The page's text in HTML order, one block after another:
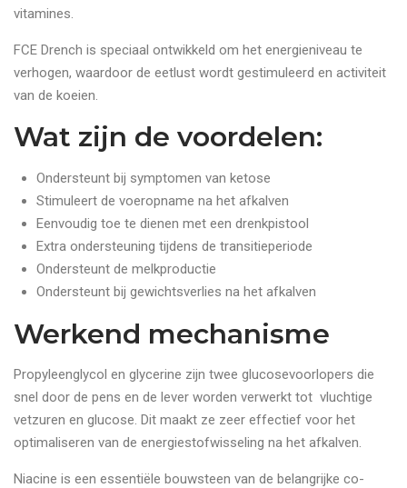
vitamines.
FCE Drench is speciaal ontwikkeld om het energieniveau te
verhogen, waardoor de eetlust wordt gestimuleerd en activiteit
van de koeien.
Wat zijn de voordelen:
Ondersteunt bij symptomen van ketose
Stimuleert de voeropname na het afkalven
Eenvoudig toe te dienen met een drenkpistool
Extra ondersteuning tijdens de transitieperiode
Ondersteunt de melkproductie
Ondersteunt bij gewichtsverlies na het afkalven
Werkend mechanisme
Propyleenglycol en glycerine zijn twee glucosevoorlopers die
snel door de pens en de lever worden verwerkt tot vluchtige
vetzuren en glucose. Dit maakt ze zeer effectief voor het
optimaliseren van de energiestofwisseling na het afkalven.
Niacine is een essentiële bouwsteen van de belangrijke co-